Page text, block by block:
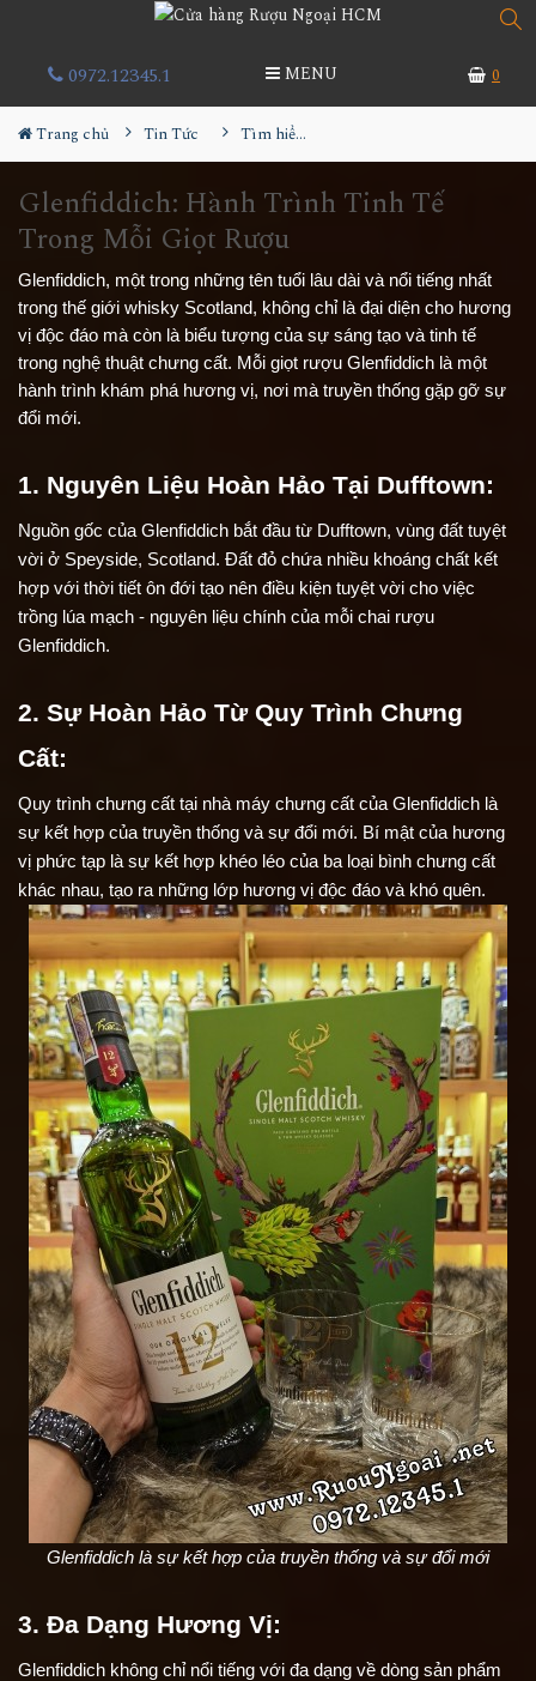
0972.12345.1 MENU 0
Trang chủ Tin Tức Tìm hiểu về rượu
Glenfiddich: Hành Trình Tinh Tế
Trong Mỗi Giọt Rượu
Glenfiddich, một trong những tên tuổi lâu dài và nổi tiếng nhất
trong thế giới whisky Scotland, không chỉ là đại diện cho hương
vị độc đáo mà còn là biểu tượng của sự sáng tạo và tinh tế
trong nghệ thuật chưng cất. Mỗi giọt rượu Glenfiddich là một
hành trình khám phá hương vị, nơi mà truyền thống gặp gỡ sự
đổi mới.
1. Nguyên Liệu Hoàn Hảo Tại Dufftown:
Nguồn gốc của Glenfiddich bắt đầu từ Dufftown, vùng đất tuyệt
vời ở Speyside, Scotland. Đất đỏ chứa nhiều khoáng chất kết
hợp với thời tiết ôn đới tạo nên điều kiện tuyệt vời cho việc
trồng lúa mạch - nguyên liệu chính của mỗi chai rượu
Glenfiddich.
2. Sự Hoàn Hảo Từ Quy Trình Chưng
Cất:
Quy trình chưng cất tại nhà máy chưng cất của Glenfiddich là
sự kết hợp của truyền thống và sự đổi mới. Bí mật của hương
vị phức tạp là sự kết hợp khéo léo của ba loại bình chưng cất
khác nhau, tạo ra những lớp hương vị độc đáo và khó quên.
Glenfiddich là sự kết hợp của truyền thống và sự đổi mới
3. Đa Dạng Hương Vị:
Glenfiddich không chỉ nổi tiếng với đa dạng về dòng sản phẩm